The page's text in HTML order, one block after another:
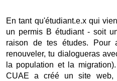
En tant qu'étudiant.e.x qui
un permis B étudiant - soit
raison de tes études.
renouveler, tu dialogueras
la population et la
CUAE a créé un site web,